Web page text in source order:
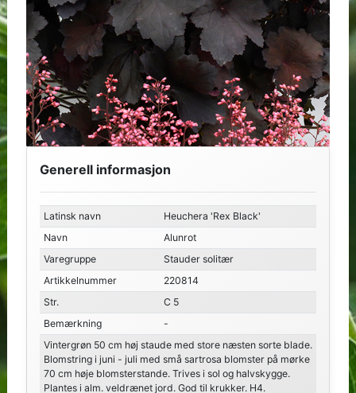
Generell informasjon
Latinsk navn
Heuchera 'Rex Black'
Navn
Alunrot
Varegruppe
Stauder solitær
Artikkelnummer
220814
Str.
C 5
Bemærkning
-
Vintergrøn 50 cm høj staude med store næsten sorte blade.
Blomstring i juni - juli med små sartrosa blomster på mørke
70 cm høje blomsterstande. Trives i sol og halvskygge.
Plantes i alm. veldrænet jord. God til krukker. H4.